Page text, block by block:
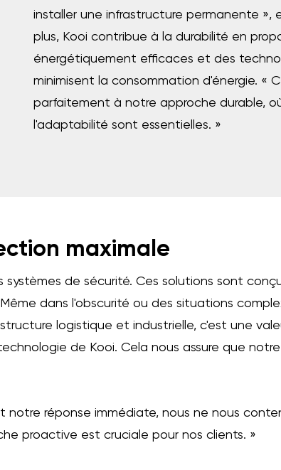
installer une infrastructure permanente »,
plus, Kooi contribue à la durabilité en
énergétiquement efficaces et des
minimisent la consommation d'énergie. «
parfaitement à notre approche durable,
l'adaptabilité sont essentielles. »
maximale
de sécurité. Ces solutions sont
dans l'obscurité ou des situations
logistique et industrielle, c'est une
de Kooi. Cela nous assure que
réponse immédiate, nous ne nous
proactive est cruciale pour nos clients. »